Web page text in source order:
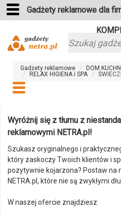
Gadżety reklamowe dla
Gadżety reklamowe
DOM
RELAX HIGIENA i SPA
Wyróżnij się z tłumu z
reklamowymi NETRA.pl!
Szukasz oryginalnego i
który zaskoczy Twoich klientów i
pozytywnie kojarzona? Postaw na
NETRA.pl, które nie są zwykłymi
W naszej ofercie znajdziesz: